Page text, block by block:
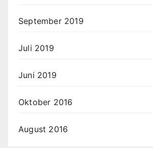
September 2019
Juli 2019
Juni 2019
Oktober 2016
August 2016